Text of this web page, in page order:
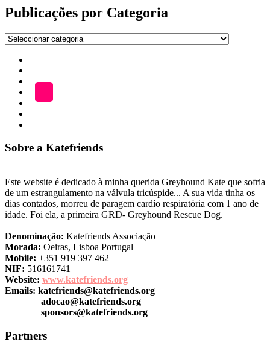
publicações
Publicações por Categoria
Publicações
Categoria
ADOÇÃO
LOJA
Sobre a Katefriends
Este website é dedicado à minha querida Greyhound Kate que sofria
de um estrangulamento na válvula tricúspide... A sua vida tinha os
dias contados, morreu de paragem cardío respiratória com 1 ano de
idade. Foi ela, a primeira GRD- Greyhound Rescue Dog.
Denominação: Katefriends Associação
Morada: Oeiras, Lisboa Portugal
Mobile: +351 919 397 462
NIF: 516161741
Website: www.katefriends.org
Emails: katefriends@katefriends.org
adocao@katefriends.org
sponsors@katefriends.org
Partners